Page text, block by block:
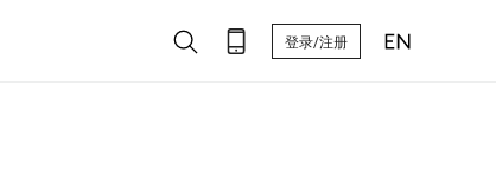
登录/注册